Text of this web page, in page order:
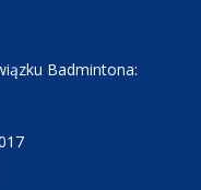
Badmintona: